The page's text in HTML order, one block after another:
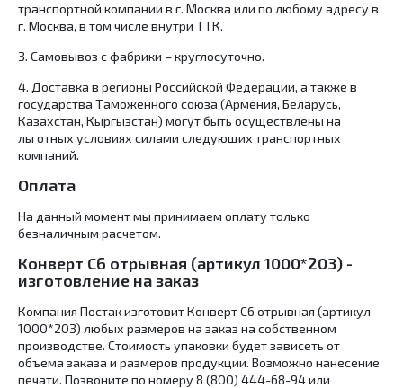
транспортной компании в г. Москва или по любому адресу в
г. Москва, в том числе внутри ТТК.
3.​ Самовывоз с фабрики – круглосуточно.
4. Доставка в регионы Российской Федерации, а также в
государства Таможенного союза (Армения, Беларусь,
Казахстан, Кыргызстан) могут быть осуществлены на
льготных условиях силами следующих транспортных
компаний.
Оплата
На данный момент мы принимаем оплату только
безналичным расчетом.
Конверт С6 отрывная (артикул 1000*203) -
изготовление на заказ
Компания Постак изготовит Конверт С6 отрывная (артикул
1000*203) любых размеров на заказ на собственном
производстве. Стоимость упаковки будет зависеть от
объема заказа и размеров продукции. Возможно нанесение
печати. Позвоните по номеру 8 (800) 444-68-94 или